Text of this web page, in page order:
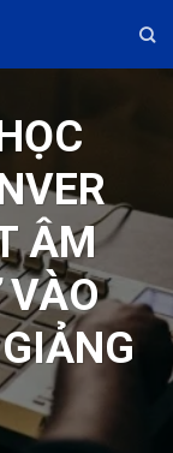
ÂM
VÀO